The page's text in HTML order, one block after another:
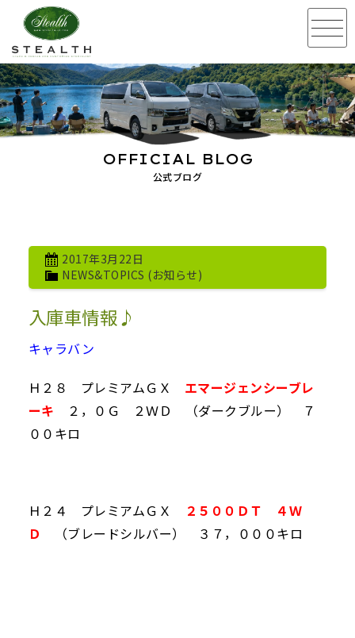
公式ブログ
OFFICIAL BLOG
2017年3月22日
NEWS&TOPICS (お知らせ)
入庫車情報♪
キャラバン
Ｈ２８ プレミアムＧＸ エマージェンシーブレ
ーキ
２，０Ｇ ２ＷＤ （ダークブルー） ７
００キロ
Ｈ２４ プレミアムＧＸ
２５００ＤＴ ４Ｗ
Ｄ
（ブレードシルバー） ３７，０００キロ